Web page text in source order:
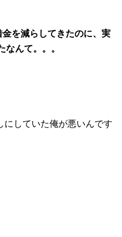
を減らしてきたのに、実
んて。。。
にしていた俺が悪いんです